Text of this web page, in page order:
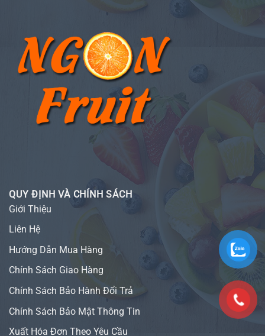
QUY ĐỊNH VÀ CHÍNH SÁCH
Giới Thiệu
Liên Hệ
Hướng Dẫn Mua Hàng
Chính Sách Giao Hàng
Chính Sách Bảo Hành Đổi Trả
Chính Sách Bảo Mật Thông Tin
Xuất Hóa Đơn Theo Yêu Cầu